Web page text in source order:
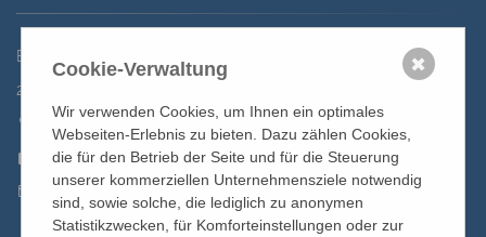
Bildungszentrum St. Bernhard der Erzdiözese Wien
2700 Wiener Neustadt, Domplatz 1
02622 29131-5040
st.bernhard@edw.or.at
Cookie-Verwaltung
Wir verwenden Cookies, um Ihnen ein optimales
Webseiten-Erlebnis zu bieten. Dazu zählen Cookies,
die für den Betrieb der Seite und für die Steuerung
unserer kommerziellen Unternehmensziele notwendig
sind, sowie solche, die lediglich zu anonymen
Statistikzwecken, für Komforteinstellungen oder zur
✖